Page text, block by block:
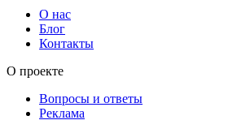
О нас
Блог
Контакты
О проекте
Вопросы и ответы
Реклама